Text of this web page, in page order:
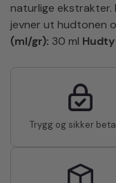
naturlige
jevner ut hudtonen
(ml/gr): 30 ml
Trygg og sikker